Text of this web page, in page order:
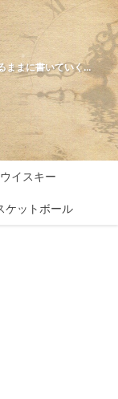
ままに書いていく…
ウイスキー
ケットボール